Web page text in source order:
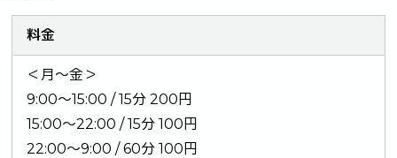
料金
＜月〜金＞
9:00～15:00 / 15分 200円
15:00～22:00 / 15分 100円
22:00～9:00 / 60分 100円